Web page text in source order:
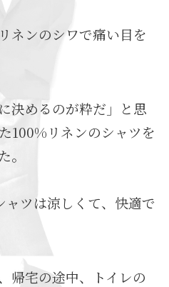
ネンのシワで痛い目を
決めるのが粋だ」と思
100%リネンのシャツを
。
ツは涼しくて、快適で
帰宅の途中、トイレの